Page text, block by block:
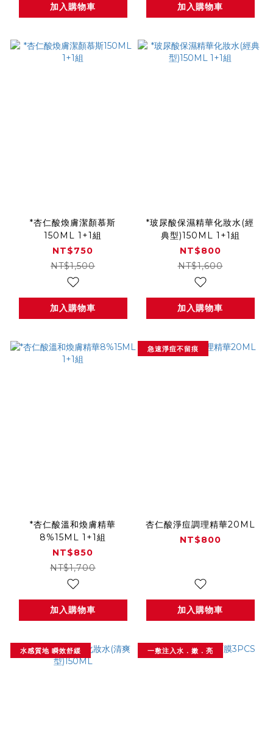
加入購物車 加入購物車
*杏仁酸煥膚潔顏慕斯
150ML 1+1組
NT$750
NT$1,500
加入購物車
*玻尿酸保濕精華化妝水(經
典型)150ML 1+1組
NT$800
NT$1,600
加入購物車
*杏仁酸溫和煥膚精華
8%15ML 1+1組
NT$850
NT$1,700
加入購物車
急速淨痘不留痕
杏仁酸淨痘調理精華20ML
NT$800
加入購物車
水感質地 瞬效舒緩 一敷注入水．嫩．亮